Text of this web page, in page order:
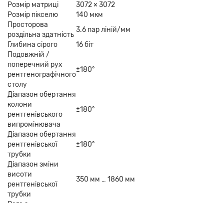
Розмір матриці
3072 × 3072
Розмір пікселю
140 мкм
Просторова
роздільна здатність
3.6 пар ліній/мм
Глибина сірого
16 біт
Подовжній /
поперечний рух
рентгенографічного
столу
±180°
Діапазон обертання
колони
рентгенівського
випромінювача
±180°
Діапазон обертання
рентгенівської
трубки
±180°
Діапазон зміни
висоти
рентгенівської
трубки
350 мм … 1860 мм